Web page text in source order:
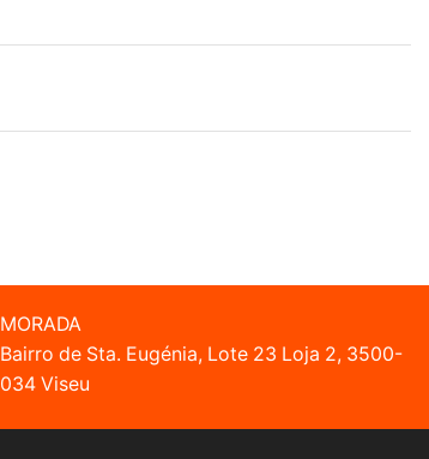
MORADA
Bairro de Sta. Eugénia, Lote 23 Loja 2, 3500-
034 Viseu